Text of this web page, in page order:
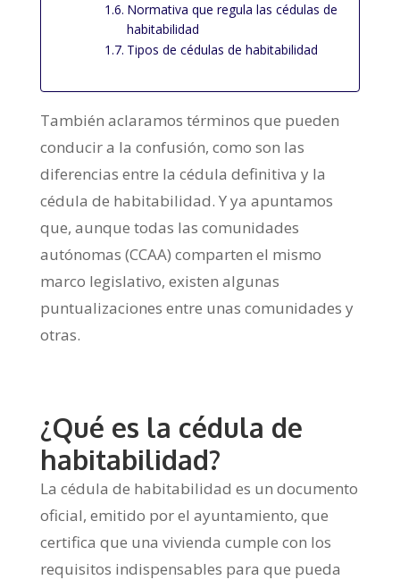
Normativa que regula las cédulas de
habitabilidad
Tipos de cédulas de habitabilidad
También aclaramos términos que pueden
conducir a la confusión, como son las
diferencias entre la cédula definitiva y la
cédula de habitabilidad. Y ya apuntamos
que, aunque todas las comunidades
autónomas (CCAA) comparten el mismo
marco legislativo, existen algunas
puntualizaciones entre unas comunidades y
otras.
¿Qué es la cédula de
habitabilidad?
La cédula de habitabilidad es un documento
oficial, emitido por el ayuntamiento, que
certifica que una vivienda cumple con los
requisitos indispensables para que pueda